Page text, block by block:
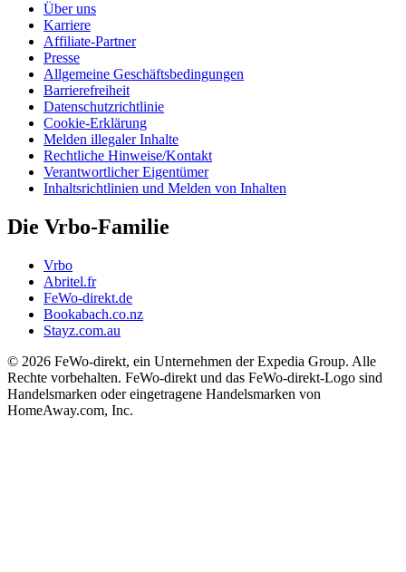
Über uns
Karriere
Affiliate-Partner
Presse
Allgemeine Geschäftsbedingungen
Barrierefreiheit
Datenschutzrichtlinie
Cookie-Erklärung
Melden illegaler Inhalte
Rechtliche Hinweise/Kontakt
Verantwortlicher Eigentümer
Inhaltsrichtlinien und Melden von Inhalten
Die Vrbo-Familie
Vrbo
Abritel.fr
FeWo-direkt.de
Bookabach.co.nz
Stayz.com.au
© 2026 FeWo-direkt, ein Unternehmen der Expedia Group. Alle
Rechte vorbehalten. FeWo-direkt und das FeWo-direkt-Logo sind
Handelsmarken oder eingetragene Handelsmarken von
HomeAway.com, Inc.